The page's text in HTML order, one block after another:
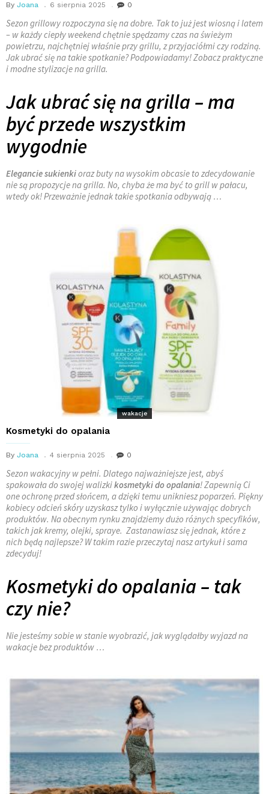
By Joana 6 sierpnia 2025 0
Sezon grillowy rozpoczyna się na dobre. Tak to już jest wiosną i latem
– w każdy ciepły weekend chętnie spędzamy czas na świeżym
powietrzu, najchętniej właśnie przy grillu, z przyjaciółmi czy rodziną.
Jak ubrać się na takie spotkanie? Podpowiadamy! Zobacz praktyczne
i modne stylizacje na grilla.
Jak ubrać się na grilla – ma
być przede wszystkim
wygodnie
Elegancie sukienkioraz buty na wysokim obcasie to zdecydowanie
nie są propozycje na grilla. No, chyba że ma być to grill w pałacu,
wtedy ok! Przeważnie jednak takie spotkania odbywają …
wakacje
Kosmetyki do opalania
By Joana 4 sierpnia 2025 0
Sezon wakacyjny w pełni. Dlatego najważniejsze jest, abyś
spakowała do swojej walizkikosmetyki do opalania! Zapewnią Ci
one ochronę przed słońcem, a dzięki temu unikniesz poparzeń. Piękny
kobiecy odcień skóry uzyskasz tylko i wyłącznie używając dobrych
produktów. Na obecnym rynku znajdziemy dużo różnych specyfików,
takich jak kremy, olejki, spraye. Zastanawiasz się jednak, które z
nich będą najlepsze? W takim razie przeczytaj nasz artykuł i sama
zdecyduj!
Kosmetyki do opalania – tak
czy nie?
Nie jesteśmy sobie w stanie wyobrazić, jak wyglądałby wyjazd na
wakacje bez produktów …